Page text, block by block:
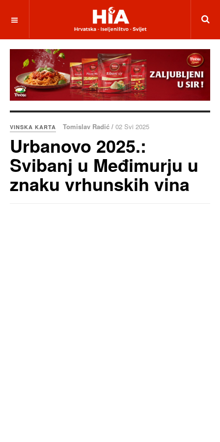
VINSKA KARTA Tomislav Radić / 02 Svi 2025
Urbanovo 2025.:
Svibanj u Međimurju u
znaku vrhunskih vina